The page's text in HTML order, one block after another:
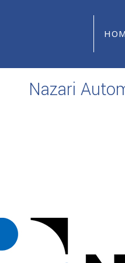
Nazari